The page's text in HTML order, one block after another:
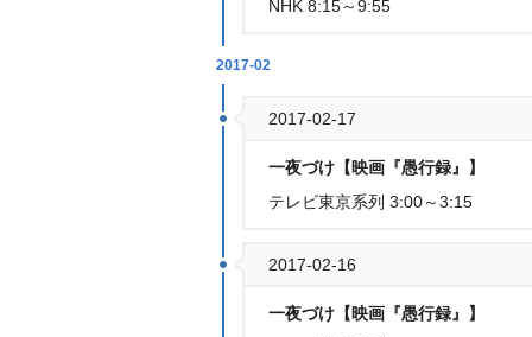
NHK 8:15～9:55
2017-02
2017-02-17
一夜づけ【映画『愚行録』】
テレビ東京系列 3:00～3:15
2017-02-16
一夜づけ【映画『愚行録』】